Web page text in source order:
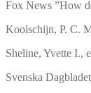
Fox News ”How
Koolschijn, P. C.
Sheline, Yvette I.,
Svenska